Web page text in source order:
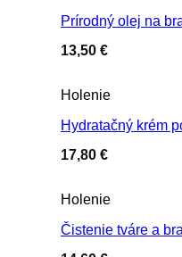
Prírodný olej na
13,50 €
Holenie
Hydratačný krém
17,80 €
Holenie
Čistenie tváre a